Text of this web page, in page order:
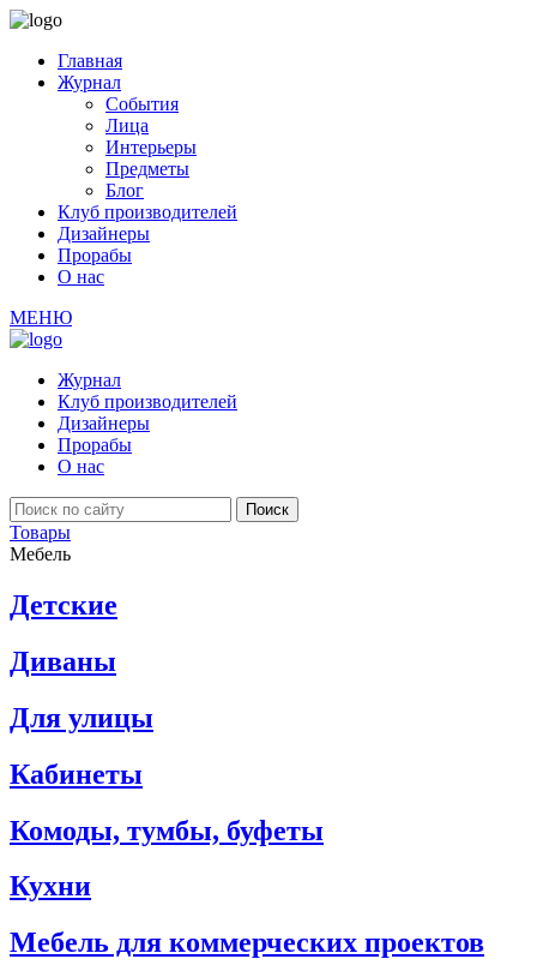
Главная
Журнал
События
Лица
Интерьеры
Предметы
Блог
Клуб производителей
Дизайнеры
Прорабы
О нас
МЕНЮ
Журнал
Клуб производителей
Дизайнеры
Прорабы
О нас
Товары
Мебель
Детские
Диваны
Для улицы
Кабинеты
Комоды, тумбы, буфеты
Кухни
Мебель для коммерческих проектов